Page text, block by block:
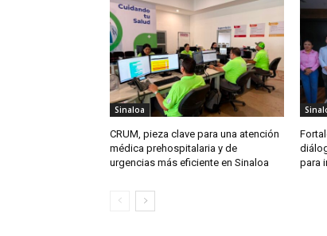
Sinaloa
CRUM, pieza clave para una atención
médica prehospitalaria y de
urgencias más eficiente en Sinaloa
para